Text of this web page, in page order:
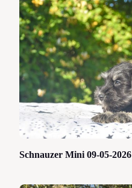
Schnauzer Mini 09-05-2026